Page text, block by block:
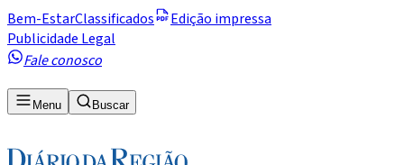
Bem-EstarClassificados
Edição impressa
Publicidade Legal
Fale conosco
Menu Buscar